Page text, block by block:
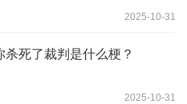
2025-10-31
死了裁判是什么梗？
2025-10-31